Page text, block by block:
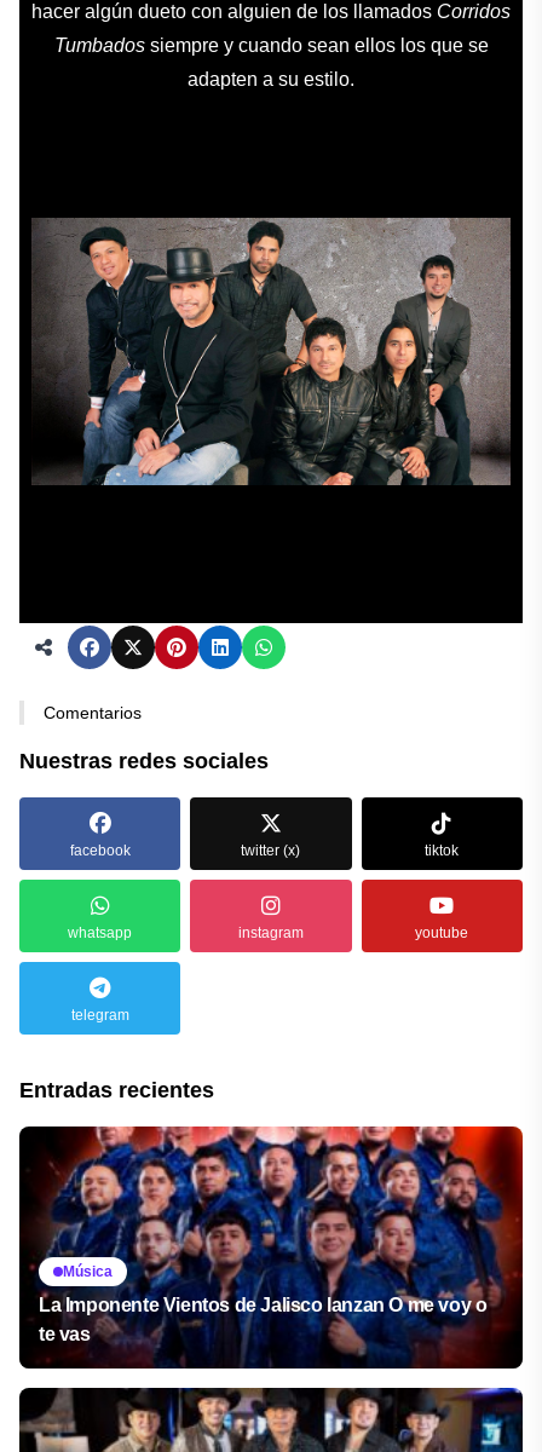
hacer algún dueto con alguien de los llamados Corridos
Tumbadossiempre y cuando sean ellos los que se
adapten a su estilo.
Comentarios
Nuestras redes sociales
facebook twitter (x) tiktok
whatsapp instagram youtube
telegram
Entradas recientes
Música
La Imponente Vientos de Jalisco lanzan O me voy o
te vas